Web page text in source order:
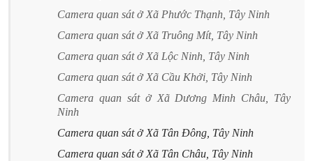
Camera quan sát ở Xã Phước Thạnh, Tây Ninh
Camera quan sát ở Xã Truông Mít, Tây Ninh
Camera quan sát ở Xã Lộc Ninh, Tây Ninh
Camera quan sát ở Xã Cầu Khởi, Tây Ninh
Camera quan sát ở Xã Dương Minh Châu, Tây
Ninh
Camera quan sát ở Xã Tân Đông, Tây Ninh
Camera quan sát ở Xã Tân Châu, Tây Ninh